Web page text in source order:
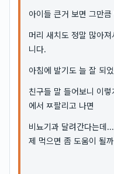
아이들 큰거 보면 그만
머리 새치도 정말 많아
니다.
아침에 발기도 늘 잘 되
친구들 말 들어보니 이
에서 ㅉ팔리고 나면
비뇨기과 달려간다는데
제 먹으면 좀 도움이 될